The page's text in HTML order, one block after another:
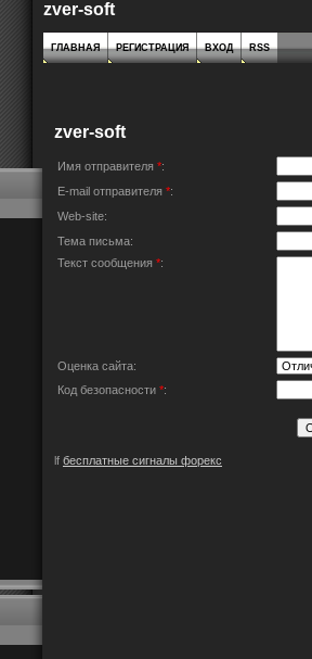
zver-soft
ГЛАВНАЯ РЕГИСТРАЦИЯ ВХОД RSS
zver-soft
Имя отправителя *:
E-mail отправителя *:
Web-site:
Тема письма:
Текст сообщения *:
Оценка сайта:
Код безопасности *:
lf бесплатные сигналы форекс